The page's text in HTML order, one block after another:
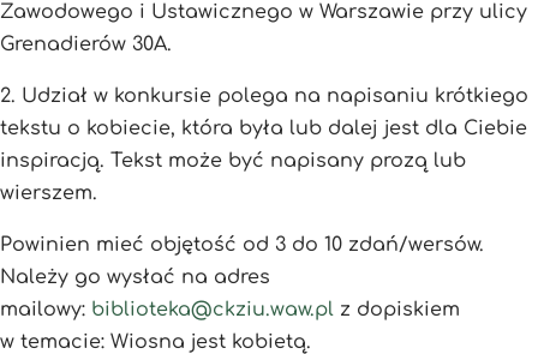
Zawodowego i Ustawicznego w Warszawie przy ulicy
Grenadierów 30A.
2. Udział w konkursie polega na napisaniu krótkiego
tekstu o kobiecie, która była lub dalej jest dla Ciebie
inspiracją. Tekst może być napisany prozą lub
wierszem.
Powinien mieć objętość od 3 do 10 zdań/wersów.
Należy go wysłać na adres
mailowy: biblioteka@ckziu.waw.pl z dopiskiem
w temacie: Wiosna jest kobietą.